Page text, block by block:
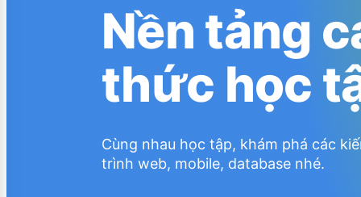
Nền tảng
thức học
Cùng nhau học tập, khám phá các
trình web, mobile, database nhé.